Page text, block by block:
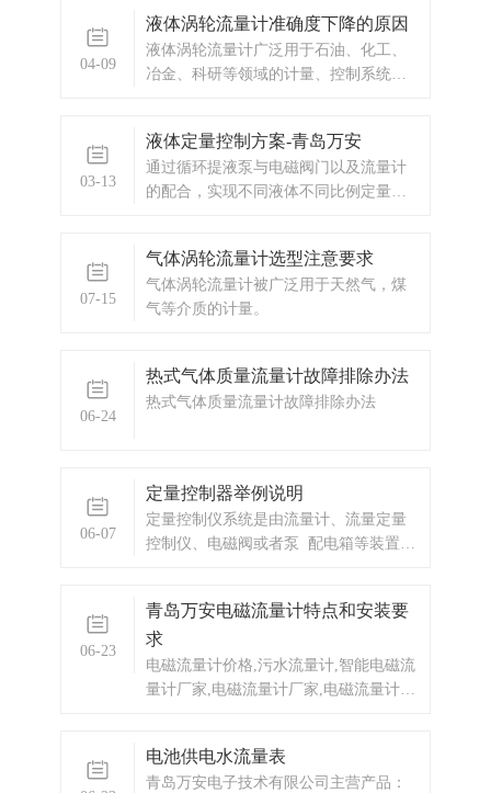
隔热通风措施。3、避开高湿环境和强腐
蚀性气体环境。若必须安装，须有通风
设备。4、涡街流量计应尽量避免安装在
04-09
液体涡轮流量计准确度下降的原因
液体涡轮流量计广泛用于石油、化工、
冶金、科研等领域的计量、控制系统。
03-13
液体定量控制方案-青岛万安
通过循环提液泵与电磁阀门以及流量计
的配合，实现不同液体不同比例定量添
07-15
气体涡轮流量计选型注意要求
气体涡轮流量计被广泛用于天然气，煤
气等介质的计量。
06-24
热式气体质量流量计故障排除办法
热式气体质量流量计故障排除办法
06-07
定量控制器举例说明
定量控制仪系统是由流量计、流量定量
控制仪、电磁阀或者泵 配电箱等装置组
定量配料的定量控制。
06-23
青岛万安电磁流量计特点和安装要
求
电磁流量计价格,污水流量计,智能电磁流
量计厂家,电磁流量计厂家,电磁流量计价
水流量表,热水流量计,热水管道流量计,
酸碱溶液流量计 青岛万安WF系列电磁
电池供电水流量表
青岛万安电子技术有限公司主营产品：